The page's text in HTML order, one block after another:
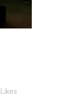
Likes